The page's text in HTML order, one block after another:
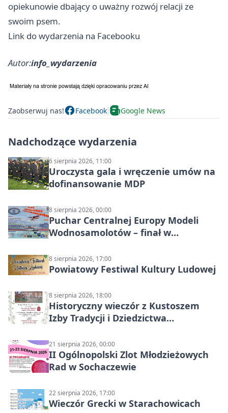
opiekunowie dbający o uważny rozwój relacji ze
swoim psem.
Link do wydarzenia na Facebooku
Autor:info_wydarzenia
Zaobserwuj nas! Facebook Google News
Nadchodzące wydarzenia
6 sierpnia 2026, 11:00
Uroczysta gala i wręczenie umów na
dofinansowanie MDP
8 sierpnia 2026, 00:00
Puchar Centralnej Europy Modeli
Wodnosamolotów – finał w
8 sierpnia 2026, 17:00
Powiatowy Festiwal Kultury Ludowej
8 sierpnia 2026, 18:00
Historyczny wieczór z Kustoszem
Izby Tradycji i Dziedzictwa
Gęburą
21 sierpnia 2026, 00:00
II Ogólnopolski Zlot Młodzieżowych
Rad w Sochaczewie
22 sierpnia 2026, 17:00
Wieczór Grecki w Starachowicach